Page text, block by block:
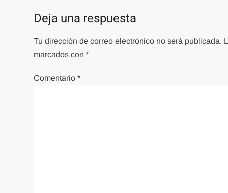
entradas
Deja una respuesta
Tu dirección de correo electrónico no será publicada.
marcados con*
Comentario*